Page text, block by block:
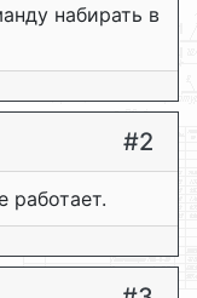
набирать в
#2